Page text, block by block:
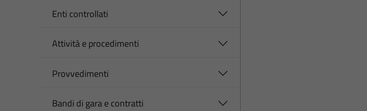
Enti controllati
Attività e procedimenti
Provvedimenti
Bandi di gara e contratti